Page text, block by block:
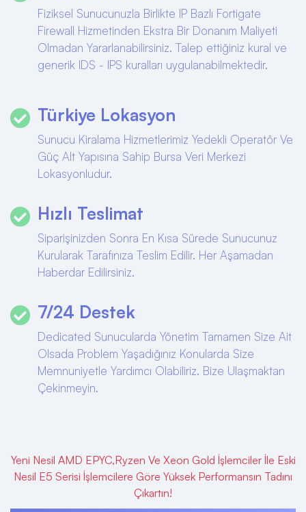
Fiziksel Sunucunuzla Birlikte IP Bazlı Fortigate
Firewall Hizmetinden Ekstra Bir Donanım Maliyeti
Olmadan Yararlanabilirsiniz. Talep ettiğiniz kural ve
generik IDS - IPS kuralları uygulanabilmektedir.
Türkiye Lokasyon
Sunucu Kiralama Hizmetlerimiz Yedekli Operatör Ve
Güç Alt Yapısına Sahip Bursa Veri Merkezi
Lokasyonludur.
Hızlı Teslimat
Siparişinizden Sonra En Kısa Sürede Sunucunuz
Kurularak Tarafınıza Teslim Edilir. Her Aşamadan
Haberdar Edilirsiniz.
7/24 Destek
Dedicated Sunucularda Yönetim Tamamen Size Ait
Olsada Problem Yaşadığınız Konularda Size
Memnuniyetle Yardımcı Olabiliriz. Bize Ulaşmaktan
Çekinmeyin.
Yeni Nesil AMD EPYC,Ryzen Ve Xeon Gold İşlemciler İle Eski
Nesil E5 Serisi İşlemcilere Göre Yüksek Performansın Tadını
Çıkartın!